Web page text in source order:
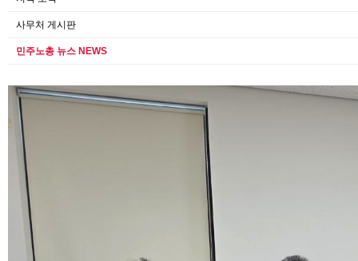
사무처 게시판
민주노총 뉴스 NEWS